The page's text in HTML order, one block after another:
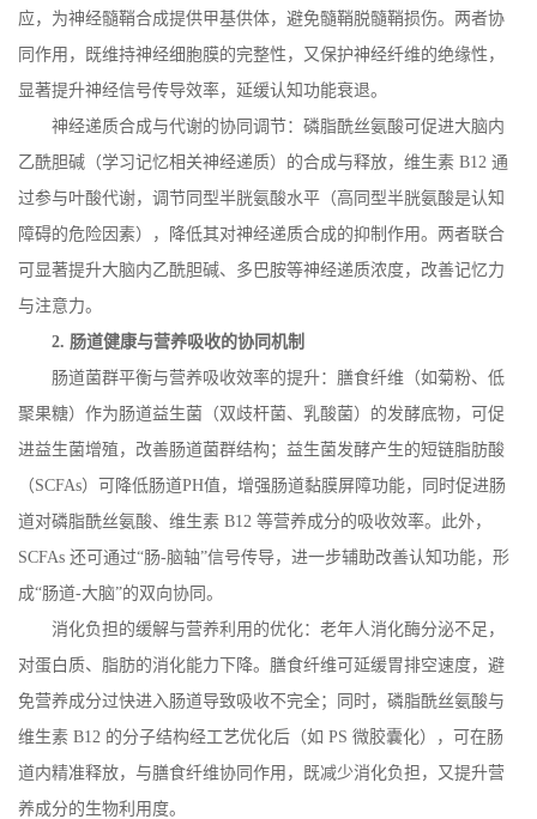
应，为神经髓鞘合成提供甲基供体，避免髓鞘脱髓鞘损伤。两者协
同作用，既维持神经细胞膜的完整性，又保护神经纤维的绝缘性，
显著提升神经信号传导效率，延缓认知功能衰退。
神经递质合成与代谢的协同调节：磷脂酰丝氨酸可促进大脑内
乙酰胆碱（学习记忆相关神经递质）的合成与释放，维生素 B12 通
过参与叶酸代谢，调节同型半胱氨酸水平（高同型半胱氨酸是认知
障碍的危险因素），降低其对神经递质合成的抑制作用。两者联合
可显著提升大脑内乙酰胆碱、多巴胺等神经递质浓度，改善记忆力
与注意力。
2. 肠道健康与营养吸收的协同机制
肠道菌群平衡与营养吸收效率的提升：膳食纤维（如菊粉、低
聚果糖）作为肠道益生菌（双歧杆菌、乳酸菌）的发酵底物，可促
进益生菌增殖，改善肠道菌群结构；益生菌发酵产生的短链脂肪酸
（SCFAs）可降低肠道PH值，增强肠道黏膜屏障功能，同时促进肠
道对磷脂酰丝氨酸、维生素 B12 等营养成分的吸收效率。此外，
SCFAs 还可通过“肠-脑轴”信号传导，进一步辅助改善认知功能，形
成“肠道-大脑”的双向协同。
消化负担的缓解与营养利用的优化：老年人消化酶分泌不足，
对蛋白质、脂肪的消化能力下降。膳食纤维可延缓胃排空速度，避
免营养成分过快进入肠道导致吸收不完全；同时，磷脂酰丝氨酸与
维生素 B12 的分子结构经工艺优化后（如 PS 微胶囊化），可在肠
道内精准释放，与膳食纤维协同作用，既减少消化负担，又提升营
养成分的生物利用度。